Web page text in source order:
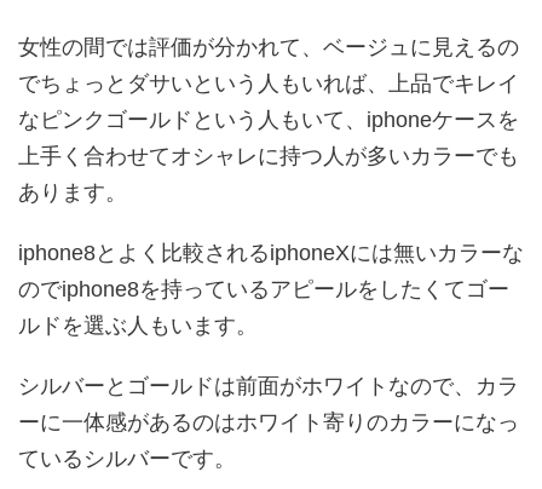
女性の間では評価が分かれて、ベージュに見えるの
でちょっとダサいという人もいれば、上品でキレイ
なピンクゴールドという人もいて、iphoneケースを
上手く合わせてオシャレに持つ人が多いカラーでも
あります。
iphone8とよく比較されるiphoneXには無いカラーな
のでiphone8を持っているアピールをしたくてゴー
ルドを選ぶ人もいます。
シルバーとゴールドは前面がホワイトなので、カラ
ーに一体感があるのはホワイト寄りのカラーになっ
ているシルバーです。